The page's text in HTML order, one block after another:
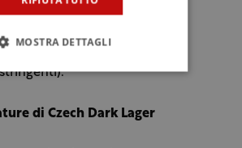
(amare,
di Czech Dark Lager
MOSTRA DETTAGLI